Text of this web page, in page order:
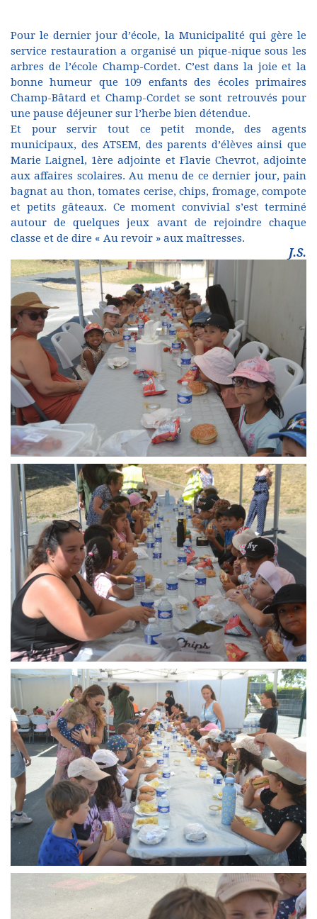
Pour le dernier jour d’école, la Municipalité qui gère le
service restauration a organisé un pique-nique sous les
arbres de l’école Champ-Cordet. C’est dans la joie et la
bonne humeur que 109 enfants des écoles primaires
Champ-Bâtard et Champ-Cordet se sont retrouvés pour
une pause déjeuner sur l’herbe bien détendue.
Et pour servir tout ce petit monde, des agents
municipaux, des ATSEM, des parents d’élèves ainsi que
Marie Laignel, 1ère adjointe et Flavie Chevrot, adjointe
aux affaires scolaires. Au menu de ce dernier jour, pain
bagnat au thon, tomates cerise, chips, fromage, compote
et petits gâteaux. Ce moment convivial s’est terminé
autour de quelques jeux avant de rejoindre chaque
classe et de dire « Au revoir » aux maîtresses.
J.S.